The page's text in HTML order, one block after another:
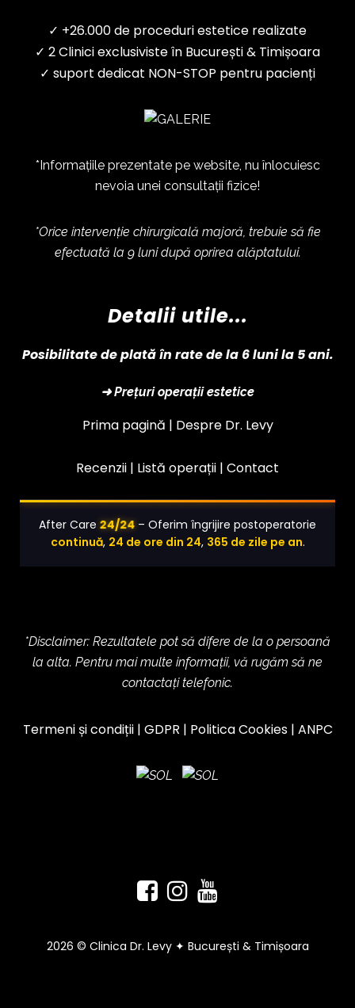
✓ +26.000 de proceduri estetice realizate
✓ 2 Clinici exclusiviste în București & Timișoara
✓ suport dedicat NON-STOP pentru pacienți
*Informațiile prezentate pe website, nu înlocuiesc
nevoia unei consultații fizice!
*Orice intervenție chirurgicală majoră, trebuie să fie
efectuată la 9 luni după oprirea alăptatului.
Detalii utile...
Posibilitate de plată în rate de la 6 luni la 5 ani.
➜ Prețuri operații estetice
Prima pagină | Despre Dr. Levy
Recenzii | Listă operații | Contact
After Care 24/24 – Oferim îngrijire postoperatorie
continuă, 24 de ore din 24, 365 de zile pe an.
*Disclaimer: Rezultatele pot să difere de la o persoană
la alta. Pentru mai multe informații, vă rugăm să ne
contactați telefonic.
Termeni și condiții| GDPR | Politica Cookies| ANPC
2026 © Clinica Dr. Levy ✦ București & Timișoara